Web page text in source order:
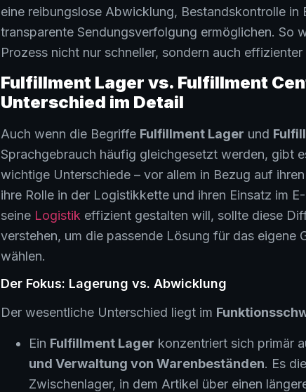
eine reibungslose Abwicklung, Bestandskontrolle in
transparente Sendungsverfolgung ermöglichen. So
Prozess nicht nur schneller, sondern auch effizienter
Fulfillment Lager vs. Fulfillment
Unterschied im Detail
Auch wenn die Begriffe Fulfillment Lager und
Sprachgebrauch häufig gleichgesetzt werden, gibt
wichtige Unterschiede – vor allem in Bezug auf
ihre Rolle in der Logistikkette und ihren Einsatz im
seine Logistik effizient gestalten will, sollte diese
verstehen, um die passende Lösung für das eigene
wählen.
Der Fokus: Lagerung vs. Abwicklung
Der wesentliche Unterschied liegt im
Ein Fulfillment Lager konzentriert sich primär
und Verwaltung von Warenbeständen. Es
Zwischenlager, in dem Artikel über einen